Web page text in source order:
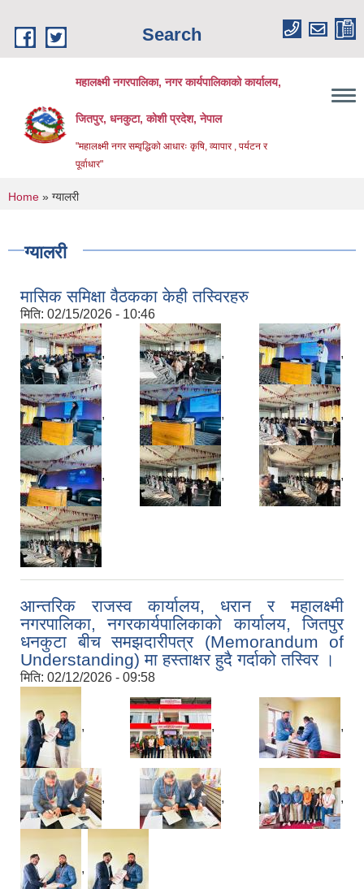
Search
महालक्ष्मी नगरपालिका, नगर कार्यपालिकाको कार्यालय,
जितपुर, धनकुटा, कोशी प्रदेश, नेपाल
"महालक्ष्मी नगर सम्वृद्धिको आधारः कृषि, व्यापार , पर्यटन र
पूर्वाधार"
You are here
Home » ग्यालरी
ग्यालरी
मासिक समिक्षा वैठकका केही तस्विरहरु
मिति: 02/15/2026 - 10:46
, , ,
, , ,
, , ,
आन्तरिक राजस्व कार्यालय, धरान र महालक्ष्मी
नगरपालिका, नगरकार्यपालिकाको कार्यालय, जितपुर
धनकुटा बीच समझदारीपत्र (Memorandum of
Understanding) मा हस्ताक्षर हुदै गर्दाको तस्विर ।
मिति: 02/12/2026 - 09:58
, , ,
, , ,
,